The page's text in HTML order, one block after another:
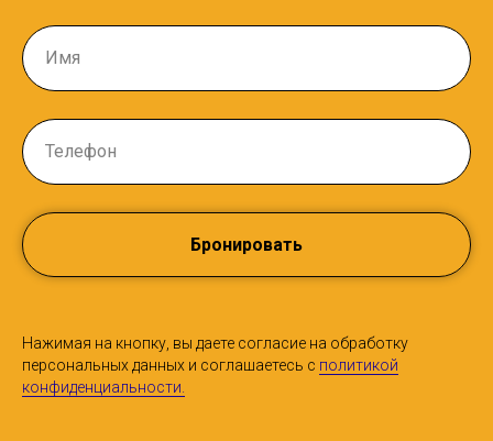
Бронировать
Нажимая на кнопку, вы даете согласие на обработку
персональных данных и соглашаетесь c политикой
конфиденциальности.